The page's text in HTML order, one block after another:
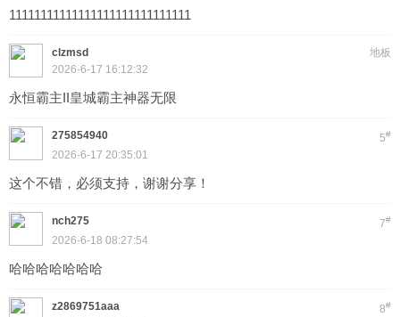
11111111111111111111111111111
地板
clzmsd
2026-6-17 16:12:32
永恒霸主II皇城霸主神器无限
5#
275854940
2026-6-17 20:35:01
这个不错，必须支持，谢谢分享！
7#
nch275
2026-6-18 08:27:54
哈哈哈哈哈哈哈
8#
z2869751aaa